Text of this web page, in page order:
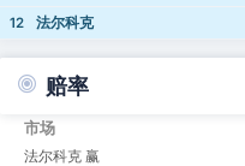
12
法尔科克
赔率
市场
法尔科克 赢